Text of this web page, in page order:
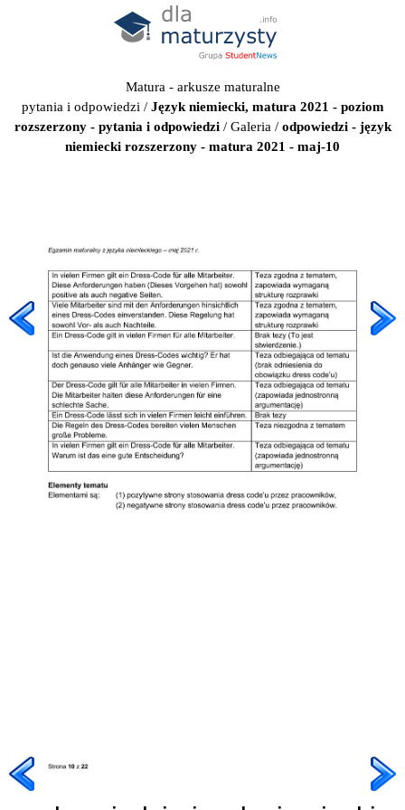
Matura - arkusze maturalne
pytania i odpowiedzi / Język niemiecki, matura 2021 - poziom
rozszerzony - pytania i odpowiedzi/ Galeria / odpowiedzi - język
niemiecki rozszerzony - matura 2021 - maj-10